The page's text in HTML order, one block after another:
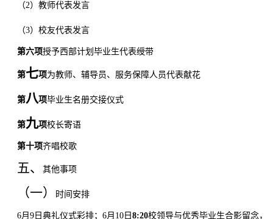
（2） 教师代表发言
（3） 校友代表发言
第六项授予西部计划毕业生代表绶带
第七项为教师、辅导员、服务保障人员代表献花
第八项毕业生名册交接仪式
第九项校长寄语
第十项齐唱校歌
五、 其他事项
（一） 时间安排
6月 9 日典礼仪式彩排； 6月 10 日 8:20校领导与优秀毕业生合影留念，